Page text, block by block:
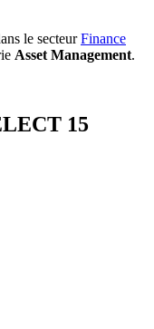
le secteurFinance
Asset Management.
15